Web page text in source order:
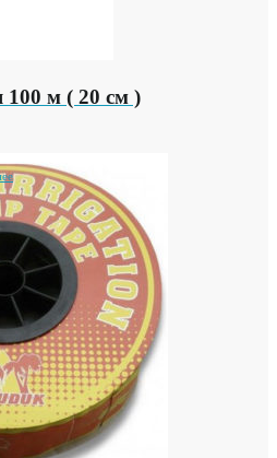
100 м ( 20 см )